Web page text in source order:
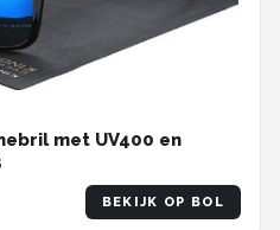
met UV400 en
BEKIJK OP BOL